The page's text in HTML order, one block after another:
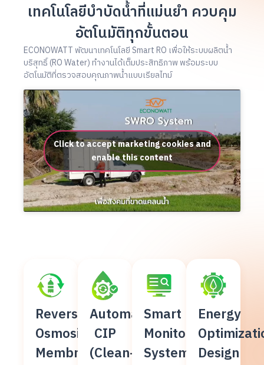
เทคโนโลยีบำบัดน้ำที่แม่นยำ ควบคุม
อัตโนมัติทุกขั้นตอน
ECONOWATT พัฒนาเทคโนโลยี Smart RO เพื่อให้ระบบผลิตน้ำ
บริสุทธิ์ (RO Water) ทำงานได้เต็มประสิทธิภาพ พร้อมระบบ
อัตโนมัติที่ตรวจสอบคุณภาพน้ำแบบเรียลไทม์
Click to accept marketing cookies and
enable this content
Reverse
Osmosis
Membrane
Automatic
CIP
(Clean-In-Place)
Smart
Monitoring
System
Energy
Design